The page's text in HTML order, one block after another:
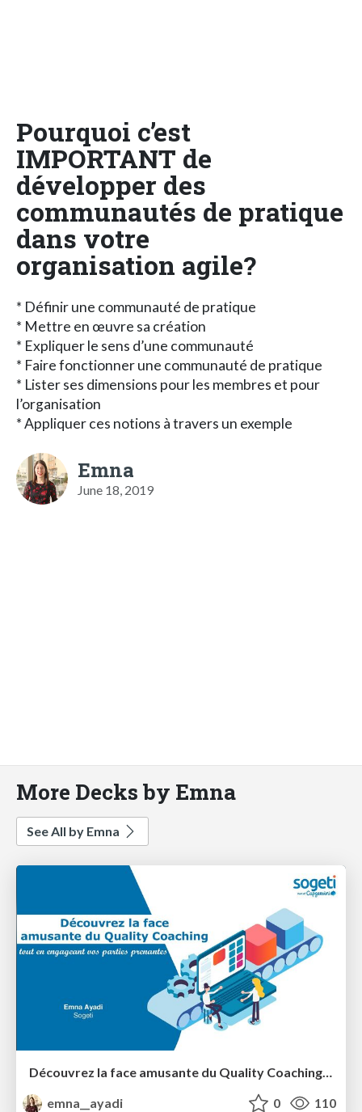
Pourquoi c’est
IMPORTANT de
développer des
communautés de pratique
dans votre
organisation agile?
* Définir une communauté de pratique
* Mettre en œuvre sa création
* Expliquer le sens d’une communauté
* Faire fonctionner une communauté de pratique
* Lister ses dimensions pour les membres et pour
l’organisation
* Appliquer ces notions à travers un exemple
Emna
June 18, 2019
More Decks by Emna
See All by Emna
Découvrez la face amusante du Quality Coaching tout en engageant vos parties prenantes
emna__ayadi
0 110